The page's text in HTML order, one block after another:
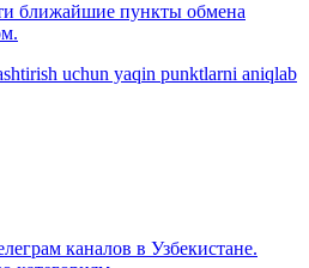
ближайшие пункты обмена
uchun yaqin punktlarni aniqlab
каналов в Узбекистане.